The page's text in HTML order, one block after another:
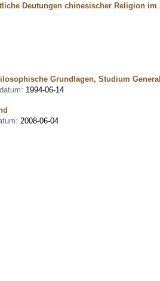
Deutungen chinesischer Religion im
Grundlagen, Studium
1994-06-14
2008-06-04